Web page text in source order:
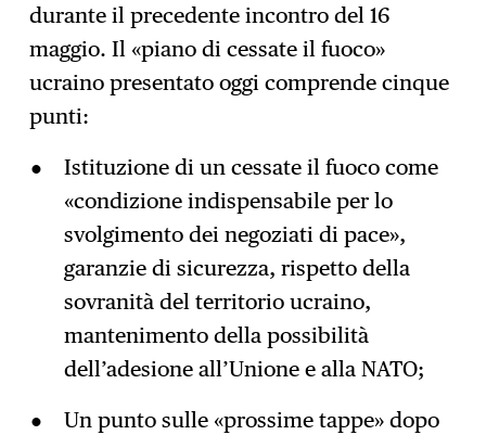
durante il precedente incontro del 16
maggio. Il «piano di cessate il fuoco»
ucraino presentato oggi comprende cinque
punti:
Istituzione di un cessate il fuoco come
«condizione indispensabile per lo
svolgimento dei negoziati di pace»,
garanzie di sicurezza, rispetto della
sovranità del territorio ucraino,
mantenimento della possibilità
dell’adesione all’Unione e alla NATO;
Un punto sulle «prossime tappe» dopo